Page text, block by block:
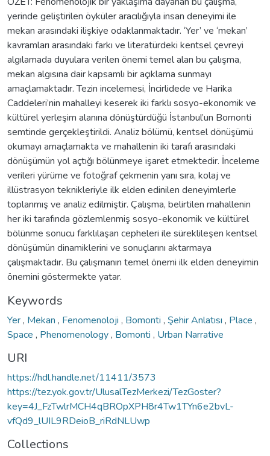
yerinde geliştirilen öyküler aracılığıyla insan deneyimi ile
mekan arasındaki ilişkiye odaklanmaktadır. ‘Yer’ ve ‘mekan’
kavramları arasındaki farkı ve literatürdeki kentsel çevreyi
algılamada duyulara verilen önemi temel alan bu çalışma,
mekan algısına dair kapsamlı bir açıklama sunmayı
amaçlamaktadır. Tezin incelemesi, İncirlidede ve Harika
Caddeleri’nin mahalleyi keserek iki farklı sosyo-ekonomik ve
kültürel yerleşim alanına dönüştürdüğü İstanbul’un Bomonti
semtinde gerçekleştirildi. Analiz bölümü, kentsel dönüşümü
okumayı amaçlamakta ve mahallenin iki tarafı arasındaki
dönüşümün yol açtığı bölünmeye işaret etmektedir. İnceleme
verileri yürüme ve fotoğraf çekmenin yanı sıra, kolaj ve
illüstrasyon teknikleriyle ilk elden edinilen deneyimlerle
toplanmış ve analiz edilmiştir. Çalışma, belirtilen mahallenin
her iki tarafında gözlemlenmiş sosyo-ekonomik ve kültürel
bölünme sonucu farklılaşan cepheleri ile süreklileşen kentsel
dönüşümün dinamiklerini ve sonuçlarını aktarmaya
çalışmaktadır. Bu çalışmanın temel önemi ilk elden deneyimin
önemini göstermekte yatar.
Keywords
Yer, Mekan , Fenomenoloji , Bomonti , Şehir Anlatısı , Place ,
Space , Phenomenology, Bomonti , Urban Narrative
URI
https://hdl.handle.net/11411/3573
https://tez.yok.gov.tr/UlusalTezMerkezi/TezGoster?
key=4J_FzTwlrMCH4qBROpXPH8r4Tw1TYn6e2bvL-
vfQd9_lUIL9RDeioB_riRdNLUwp
Collections